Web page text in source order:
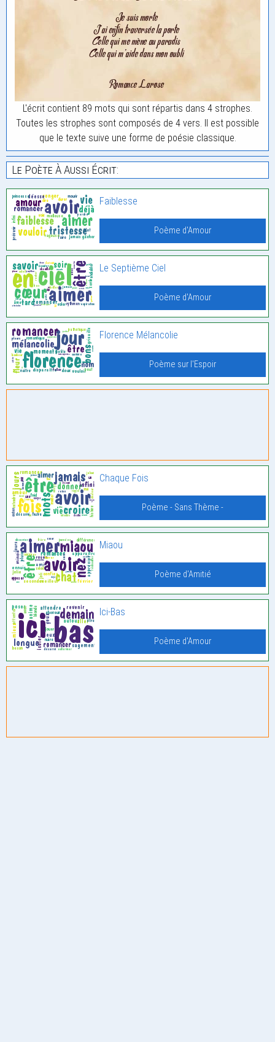
L'écrit contient 89 mots qui sont répartis dans 4 strophes.
Toutes les strophes sont composés de 4 vers. Il est possible
que le texte suive une forme de poésie classique.
Le Poète À Aussi Écrit:
Faiblesse
Poème d'Amour
Le Septième Ciel
Poème d'Amour
Florence Mélancolie
Poème sur l'Espoir
Chaque Fois
Poème - Sans Thème -
Miaou
Poème d'Amitié
Ici-Bas
Poème d'Amour